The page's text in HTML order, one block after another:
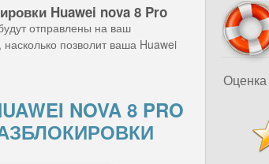
Huawei nova 8 Pro
отправлены на ваш
позволит ваша Huawei
NOVA 8 PRO
Оценка